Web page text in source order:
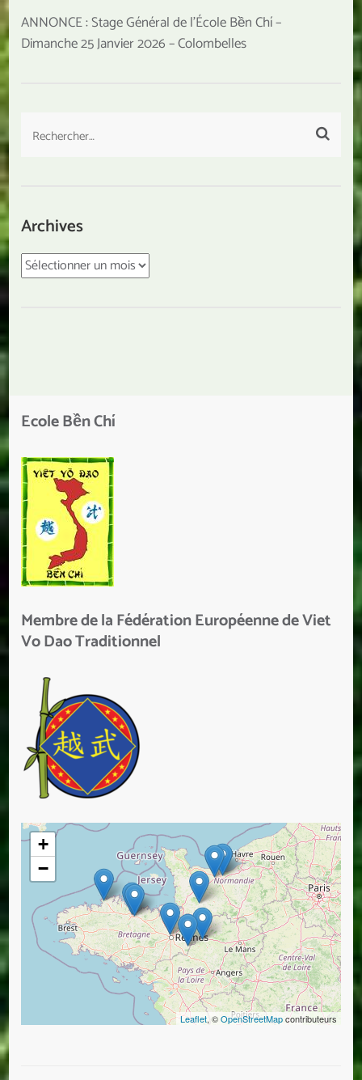
ANNONCE : Stage Général de l’École Bền Chí –
Dimanche 25 Janvier 2026 – Colombelles
Rechercher :
Archives
Archives
Ecole Bền Chí
Membre de la Fédération Européenne de Viet
Vo Dao Traditionnel
+
−
Leaflet, ©OpenStreetMapcontributeurs